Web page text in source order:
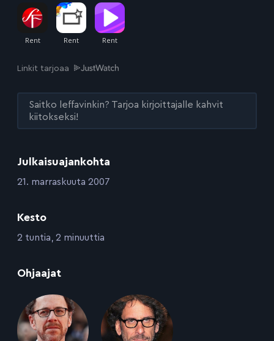
Julkaisuajankohta
:21. marraskuuta 2007
Kesto
:2 tuntia, 2 minuuttia
Ohjaajat
Linkit tarjoaa
Saitko leffavinkin? Tarjoa kirjoittajalle kahvit
kiitokseksi!